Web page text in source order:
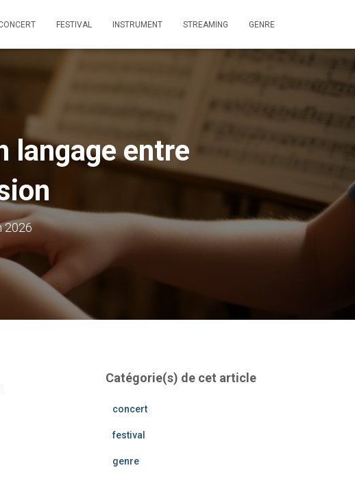
FESTIVAL INSTRUMENT STREAMING GENRE
langage entre
2026
Catégorie(s) de cet article
concert
festival
genre